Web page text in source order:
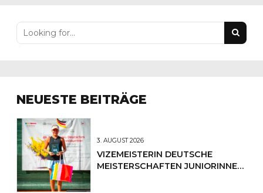
NEUESTE BEITRÄGE
3. AUGUST 2026
VIZEMEISTERIN DEUTSCHE
MEISTERSCHAFTEN JUNIORINNEN